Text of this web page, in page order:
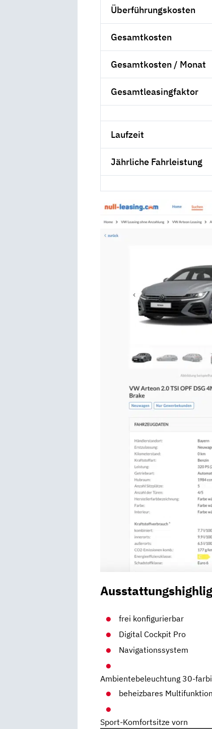
Überführungskosten
Gesamtkosten
Gesamtkosten / Monat
Gesamtleasingfaktor
Laufzeit
Jährliche Fahrleistung
frei konfigurierbar
Digital Cockpit Pro
Navigationssystem
Ambientebeleuchtung 30-
beheizbares
Sport-Komfortsitze vorn